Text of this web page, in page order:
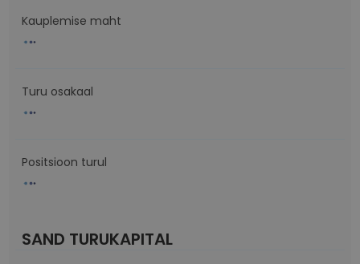
Kauplemise maht
Turu osakaal
Positsioon turul
SAND TURUKAPITAL